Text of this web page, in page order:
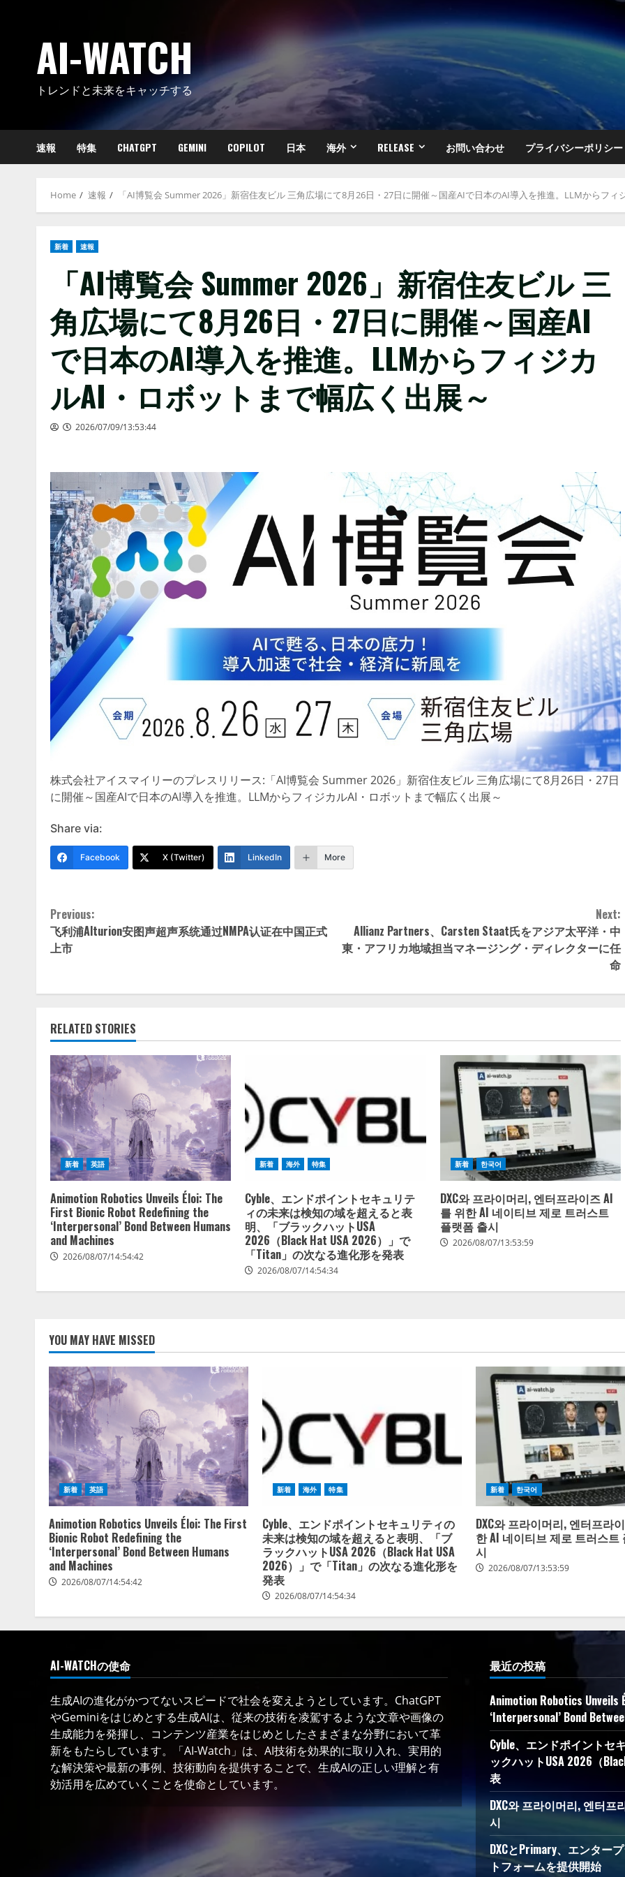
AI-WATCH
トレンドと未来をキャッチする
速報 特集 CHATGPT GEMINI COPILOT 日本 海外 RELEASE お問い合わせ プライバシーポリシー
Home 速報 「AI博覧会 Summer 2026」新宿住友ビル 三角広場にて8月26日・27日に開催～国産AIで日本のAI導入を推進。LLMからフィ
新着 速報
「AI博覧会 Summer 2026」新宿住友ビル 三
角広場にて8月26日・27日に開催～国産AI
で日本のAI導入を推進。LLMからフィジカ
ルAI・ロボットまで幅広く出展～
2026/07/09/13:53:44
株式会社アイスマイリーのプレスリリース:「AI博覧会 Summer 2026」新宿住友ビル 三角広場にて8月26日・27日
に開催～国産AIで日本のAI導入を推進。LLMからフィジカルAI・ロボットまで幅広く出展～
Share via:
Facebook X (Twitter) LinkedIn More
Continue
Reading
Previous:
飞利浦Alturion安图声超声系统通过NMPA认证在中国正式
上市
Next:
Allianz Partners、Carsten Staat氏をアジア太平洋・中
東・アフリカ地域担当マネージング・ディレクターに任
命
RELATED STORIES
新着 英語
Animotion Robotics Unveils Éloi: The
First Bionic Robot Redefining the
‘Interpersonal’ Bond Between Humans
and Machines
2026/08/07/14:54:42
新着 海外 特集
Cyble、エンドポイントセキュリテ
ィの未来は検知の域を超えると表
明、「ブラックハットUSA
2026（Black Hat USA 2026）」で
「Titan」の次なる進化形を発表
2026/08/07/14:54:34
新着 한국어
DXC와 프라이머리, 엔터프라이즈 AI
를 위한 AI 네이티브 제로 트러스트
플랫폼 출시
2026/08/07/13:53:59
YOU MAY HAVE MISSED
新着 英語
Animotion Robotics Unveils Éloi: The First
Bionic Robot Redefining the
‘Interpersonal’ Bond Between Humans
and Machines
2026/08/07/14:54:42
新着 海外 特集
Cyble、エンドポイントセキュリティの
未来は検知の域を超えると表明、「ブ
ラックハットUSA 2026（Black Hat USA
2026）」で「Titan」の次なる進化形を
発表
2026/08/07/14:54:34
新着 한국어
DXC와 프라이머리, 엔터프라
한 AI 네이티브 제로 트러스트
시
2026/08/07/13:53:59
AI-WATCHの使命
生成AIの進化がかつてないスピードで社会を変えようとしています。ChatGPT
やGeminiをはじめとする生成AIは、従来の技術を凌駕するような文章や画像の
生成能力を発揮し、コンテンツ産業をはじめとしたさまざまな分野において革
新をもたらしています。「AI-Watch」は、AI技術を効果的に取り入れ、実用的
な解決策や最新の事例、技術動向を提供することで、生成AIの正しい理解と有
効活用を広めていくことを使命としています。
最近の投稿
Animotion Robotics
‘Interpersonal’ Bond
Cyble、エンドポイントセ
ックハットUSA 2026（
表
DXC와 프라이머리, 엔터
시
DXCとPrimary、エンター
トフォームを提供開始